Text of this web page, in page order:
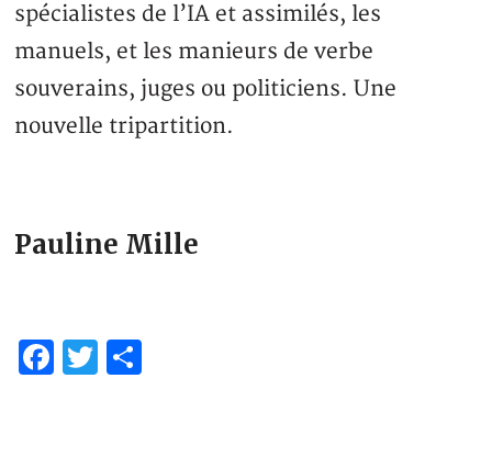
spécialistes de l’IA et assimilés, les
manuels, et les manieurs de verbe
souverains, juges ou politiciens. Une
nouvelle tripartition.
Pauline Mille
Facebook
Twitter